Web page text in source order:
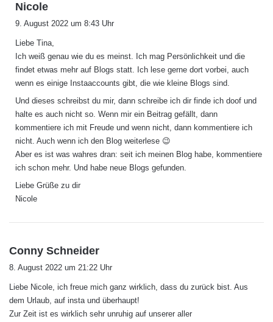
Nicole
a
t
:
9. August 2022 um 8:43 Uhr
Liebe Tina,
Ich weiß genau wie du es meinst. Ich mag Persönlichkeit und die
findet etwas mehr auf Blogs statt. Ich lese gerne dort vorbei, auch
wenn es einige Instaaccounts gibt, die wie kleine Blogs sind.
Und dieses schreibst du mir, dann schreibe ich dir finde ich doof und
halte es auch nicht so. Wenn mir ein Beitrag gefällt, dann
kommentiere ich mit Freude und wenn nicht, dann kommentiere ich
nicht. Auch wenn ich den Blog weiterlese 😉
Aber es ist was wahres dran: seit ich meinen Blog habe, kommentiere
ich schon mehr. Und habe neue Blogs gefunden.
Liebe Grüße zu dir
Nicole
Conny Schneider
a
t
:
8. August 2022 um 21:22 Uhr
Liebe Nicole, ich freue mich ganz wirklich, dass du zurück bist. Aus
dem Urlaub, auf insta und überhaupt!
Zur Zeit ist es wirklich sehr unruhig auf unserer aller